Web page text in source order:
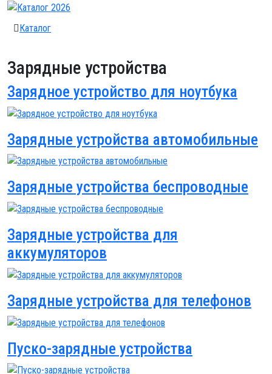
Каталог
Зарядные устройства
Зарядное устройство для ноутбука
Зарядные устройства автомобильные
Зарядные устройства беспроводные
Зарядные устройства для
аккумуляторов
Зарядные устройства для телефонов
Пуско-зарядные устройства